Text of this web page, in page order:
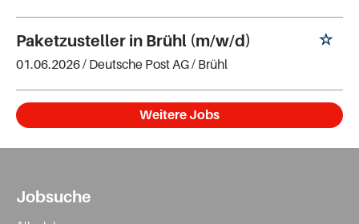
Paketzusteller in Brühl (m/w/d)
01.06.2026 / Deutsche Post AG/ Brühl
Weitere Jobs
Jobsuche